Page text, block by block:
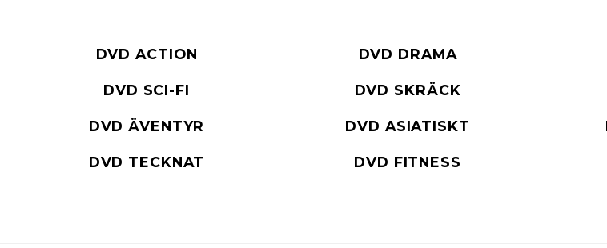
DVD ACTION DVD DRAMA
DVD SCI-FI DVD SKRÄCK
DVD ÄVENTYR DVD ASIATISKT
DVD TECKNAT DVD FITNESS